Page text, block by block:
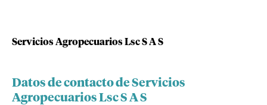
Servicios Agropecuarios Lsc S A S
Datos de contacto de Servicios
Agropecuarios Lsc S A S